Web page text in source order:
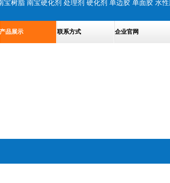
产品展示 联系方式 企业官网